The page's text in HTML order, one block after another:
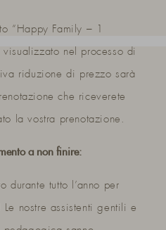
“Happy Family – 1
nel processo di
riduzione di prezzo sarà
che riceverete
la vostra prenotazione.
a non finire:
durante tutto l’anno per
nostre assistenti gentili e